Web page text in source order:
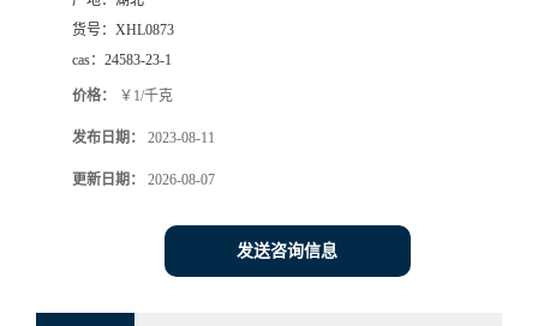
货号： XHL0873
cas： 24583-23-1
价格： ￥1/千克
发布日期： 2023-08-11
更新日期： 2026-08-07
发送咨询信息